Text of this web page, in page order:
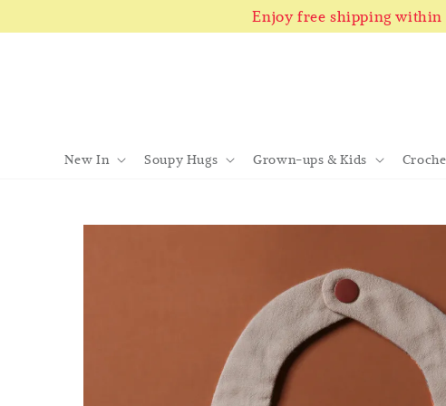
Enjoy free shipping within
New In Soupy Hugs Grown-ups & Kids